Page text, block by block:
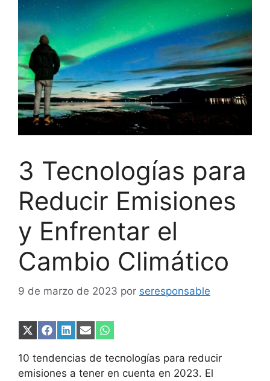
3 Tecnologías para
Reducir Emisiones
y Enfrentar el
Cambio Climático
9 de marzo de 2023 por seresponsable
Compartir
X
(Twitter)
Compartir
Facebook
Compartir
LinkedIn
Compartir
Email
Compartir
WhatsApp
10 tendencias de tecnologías para reducir
emisiones a tener en cuenta en 2023. El